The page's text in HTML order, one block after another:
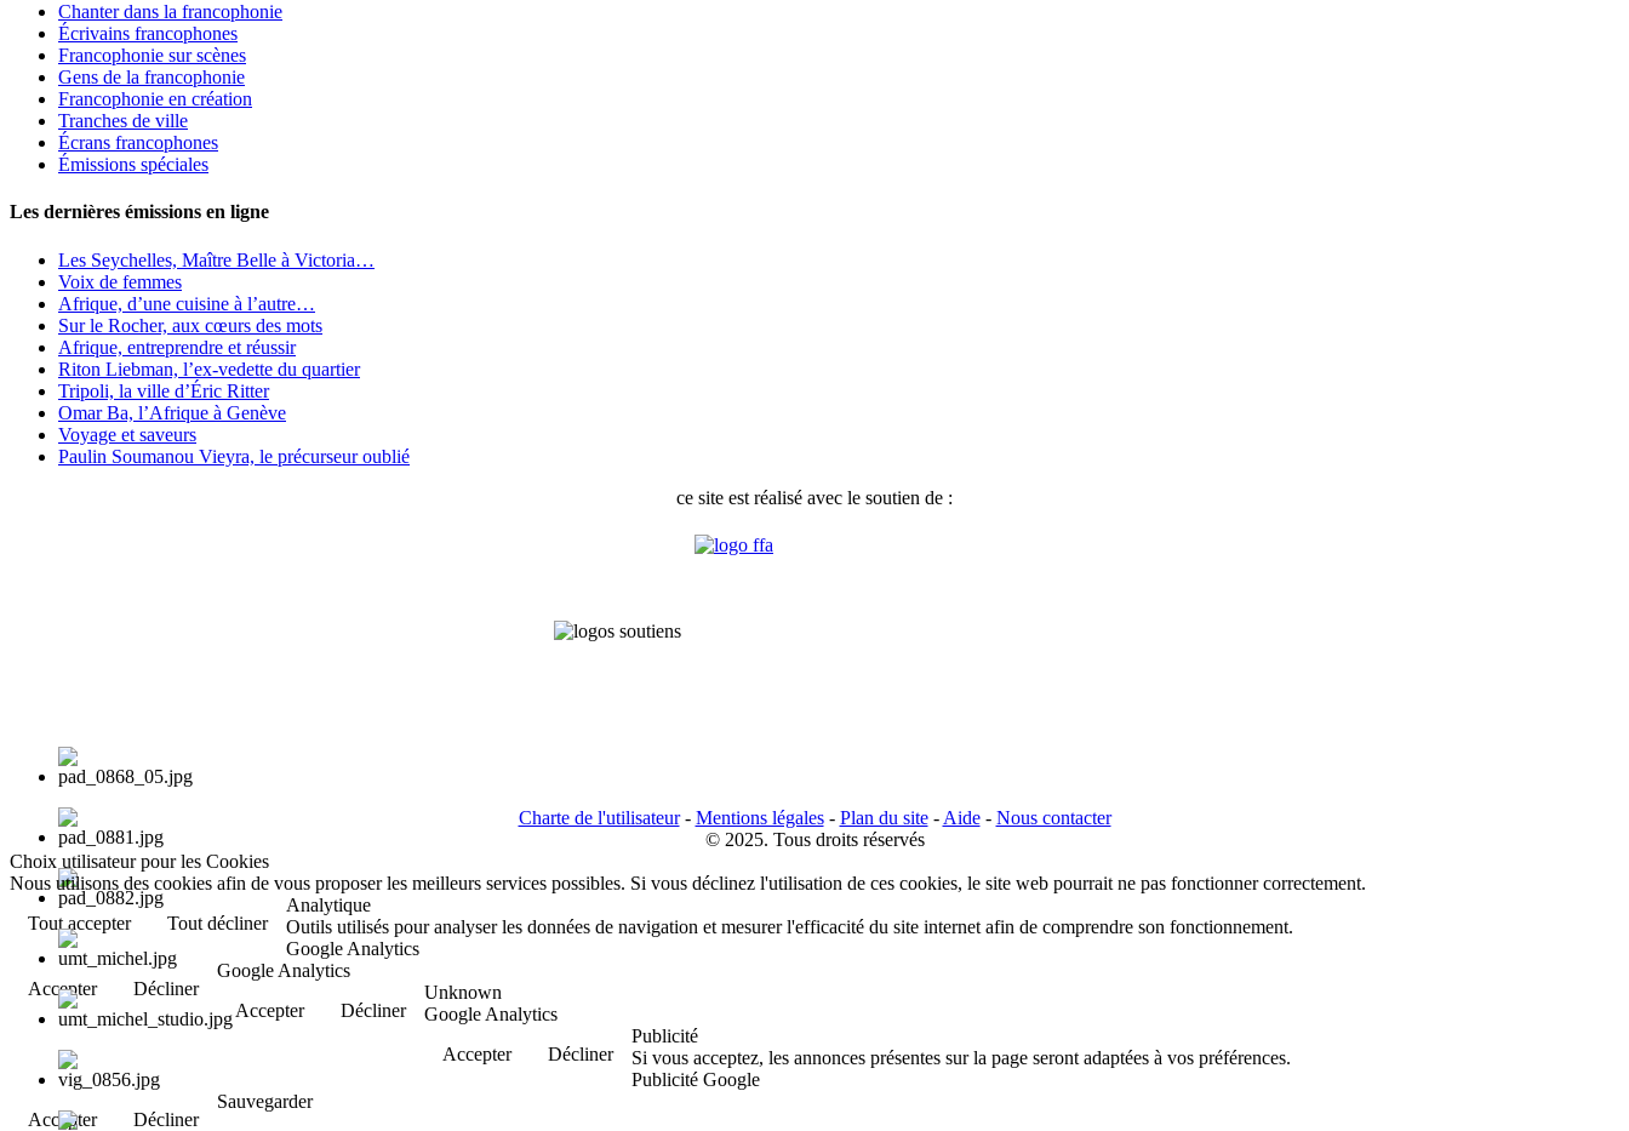
Chanter dans la francophonie
Écrivains francophones
Francophonie sur scènes
Gens de la francophonie
Francophonie en création
Tranches de ville
Écrans francophones
Émissions spéciales
Les dernières émissions en ligne
Les Seychelles, Maître Belle à Victoria…
Voix de femmes
Afrique, d’une cuisine à l’autre…
Sur le Rocher, aux cœurs des mots
Afrique, entreprendre et réussir
Riton Liebman, l’ex-vedette du quartier
Tripoli, la ville d’Éric Ritter
Omar Ba, l’Afrique à Genève
Voyage et saveurs
Paulin Soumanou Vieyra, le précurseur oublié
ce site est réalisé avec le soutien de :
Charte de l'utilisateur- Mentions légales- Plan du site- Aide- Nous contacter
© 2025. Tous droits réservés
Choix utilisateur pour les Cookies
Nous utilisons des cookies afin de vous proposer les meilleurs services possibles. Si vous déclinez l'utilisation de ces cookies, le site web pourrait ne pas fonctionner correctement.
Tout accepter
Tout décliner
Analytique
Outils utilisés pour analyser les données de navigation et mesurer l'efficacité du site internet afin de comprendre son fonctionnement.
Google Analytics
Accepter
Décliner
Google Analytics
Accepter
Décliner
Unknown
Google Analytics
Accepter
Décliner
Publicité
Si vous acceptez, les annonces présentes sur la page seront adaptées à vos préférences.
Publicité Google
Accepter
Décliner
Sauvegarder